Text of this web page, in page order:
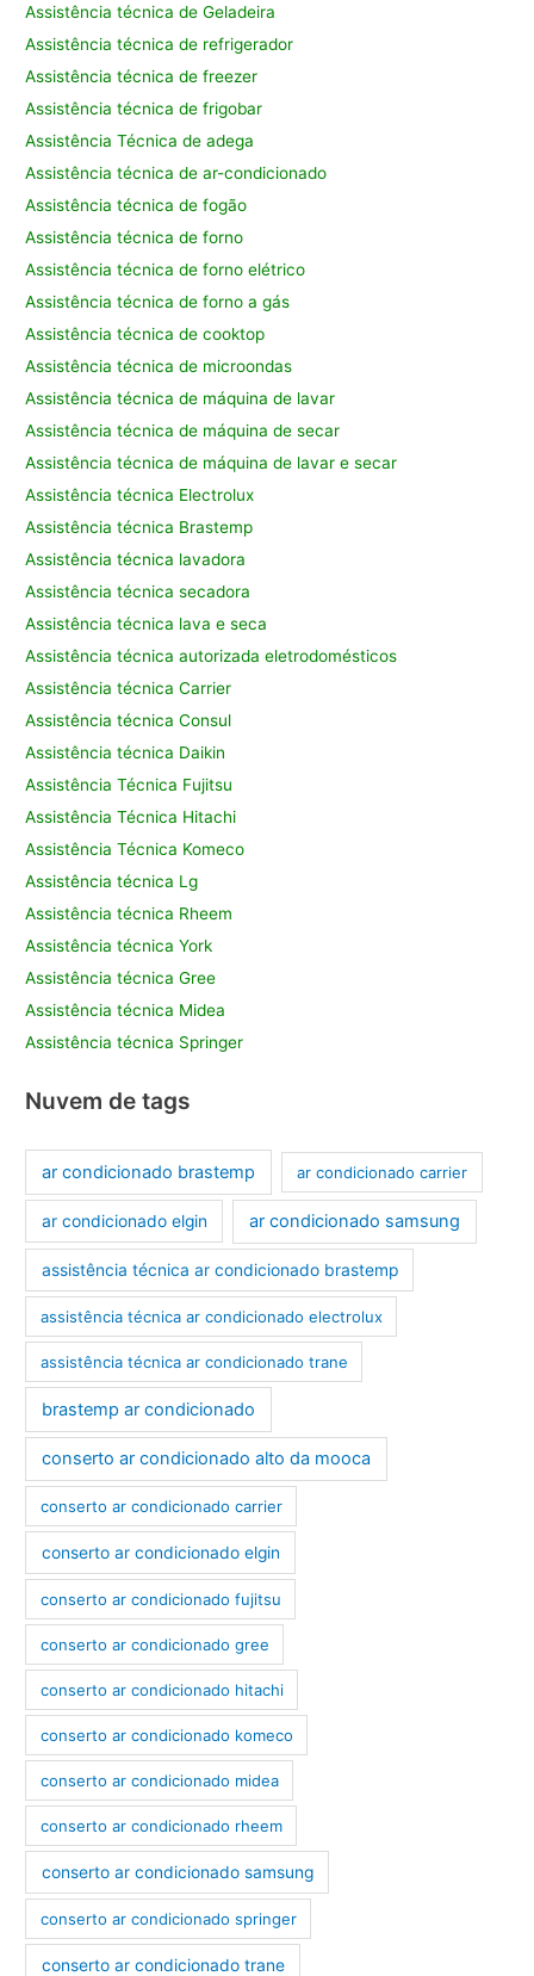
Assistência técnica de Geladeira
Assistência técnica de refrigerador
Assistência técnica de freezer
Assistência técnica de frigobar
Assistência Técnica de adega
Assistência técnica de ar-condicionado
Assistência técnica de fogão
Assistência técnica de forno
Assistência técnica de forno elétrico
Assistência técnica de forno a gás
Assistência técnica de cooktop
Assistência técnica de microondas
Assistência técnica de máquina de lavar
Assistência técnica de máquina de secar
Assistência técnica de máquina de lavar e secar
Assistência técnica Electrolux
Assistência técnica Brastemp
Assistência técnica lavadora
Assistência técnica secadora
Assistência técnica lava e seca
Assistência técnica autorizada eletrodomésticos
Assistência técnica Carrier
Assistência técnica Consul
Assistência técnica Daikin
Assistência Técnica Fujitsu
Assistência Técnica Hitachi
Assistência Técnica Komeco
Assistência técnica Lg
Assistência técnica Rheem
Assistência técnica York
Assistência técnica Gree
Assistência técnica Midea
Assistência técnica Springer
Nuvem de tags
ar condicionado brastemp ar condicionado carrier
ar condicionado elgin ar condicionado samsung
assistência técnica ar condicionado brastemp
assistência técnica ar condicionado electrolux
assistência técnica ar condicionado trane
brastemp ar condicionado
conserto ar condicionado alto da mooca
conserto ar condicionado carrier
conserto ar condicionado elgin
conserto ar condicionado fujitsu
conserto ar condicionado gree
conserto ar condicionado hitachi
conserto ar condicionado komeco
conserto ar condicionado midea
conserto ar condicionado rheem
conserto ar condicionado samsung
conserto ar condicionado springer
conserto ar condicionado trane